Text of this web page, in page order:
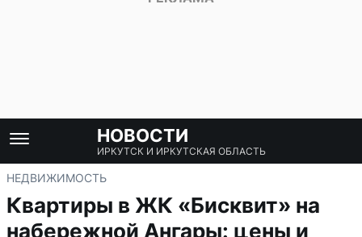
НОВОСТИ
ИРКУТСК И ИРКУТСКАЯ ОБЛАСТЬ
НЕДВИЖИМОСТЬ
Квартиры в ЖК «Бисквит» на
набережной Ангары: цены и